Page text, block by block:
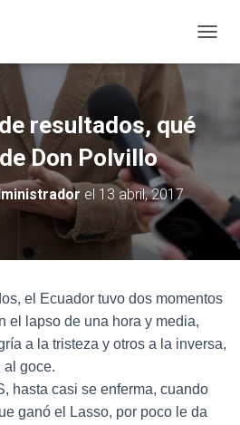
resultados, qué
Don Polvillo
el 13 abril, 2017
el Ecuador tuvo dos momentos
el lapso de una hora y media,
a la tristeza y otros a la inversa,
al goce.
hasta casi se enferma, cuando
ganó el Lasso, por poco le da